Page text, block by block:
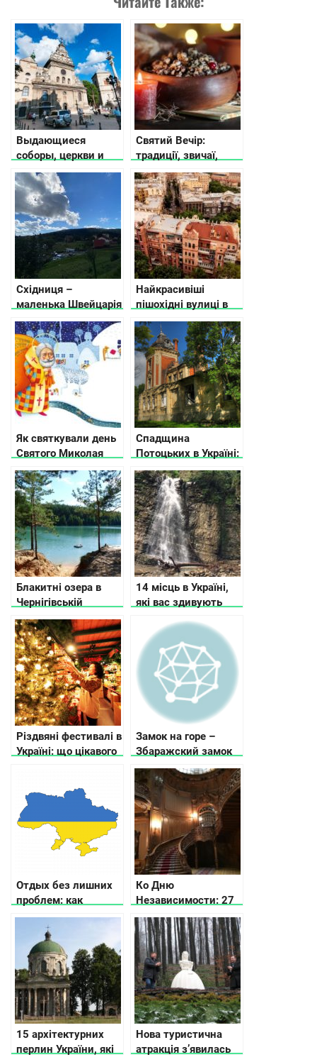
Выдающиеся
соборы, церкви и
храмы во Львове
Святий Вечір:
традиції, звичаї,
прикмети
Східниця –
маленька Швейцарія
в Україні
Найкрасивіші
пішохідні вулиці в
різних містах
України
Як святкували день
Святого Миколая
наші прабабусі та
прадіди
Спадщина
Потоцьких в Україні:
15 палаців, замків і
фортець
Блакитні озера в
Чернігівській
області
14 місць в Україні,
які вас здивують
Різдвяні фестивалі в
Україні: що цікавого
Замок на горе –
Збаражский замок
Отдых без лишних
проблем: как
подготовиться?
Ко Дню
Независимости: 27
малоизвестных
жемчужин Украины
15 архітектурних
перлин України, які
Нова туристична
атракція з’явилась